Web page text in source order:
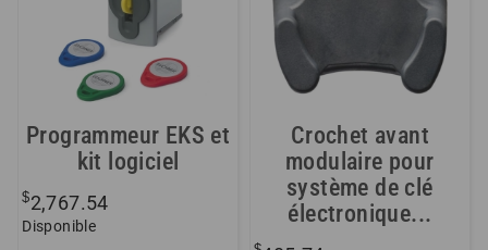
Programmeur EKS et
kit logiciel
$2,767.54
Disponible
Crochet avant
modulaire pour
système de clé
électronique...